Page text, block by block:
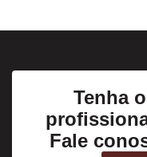
Tenha
Fale